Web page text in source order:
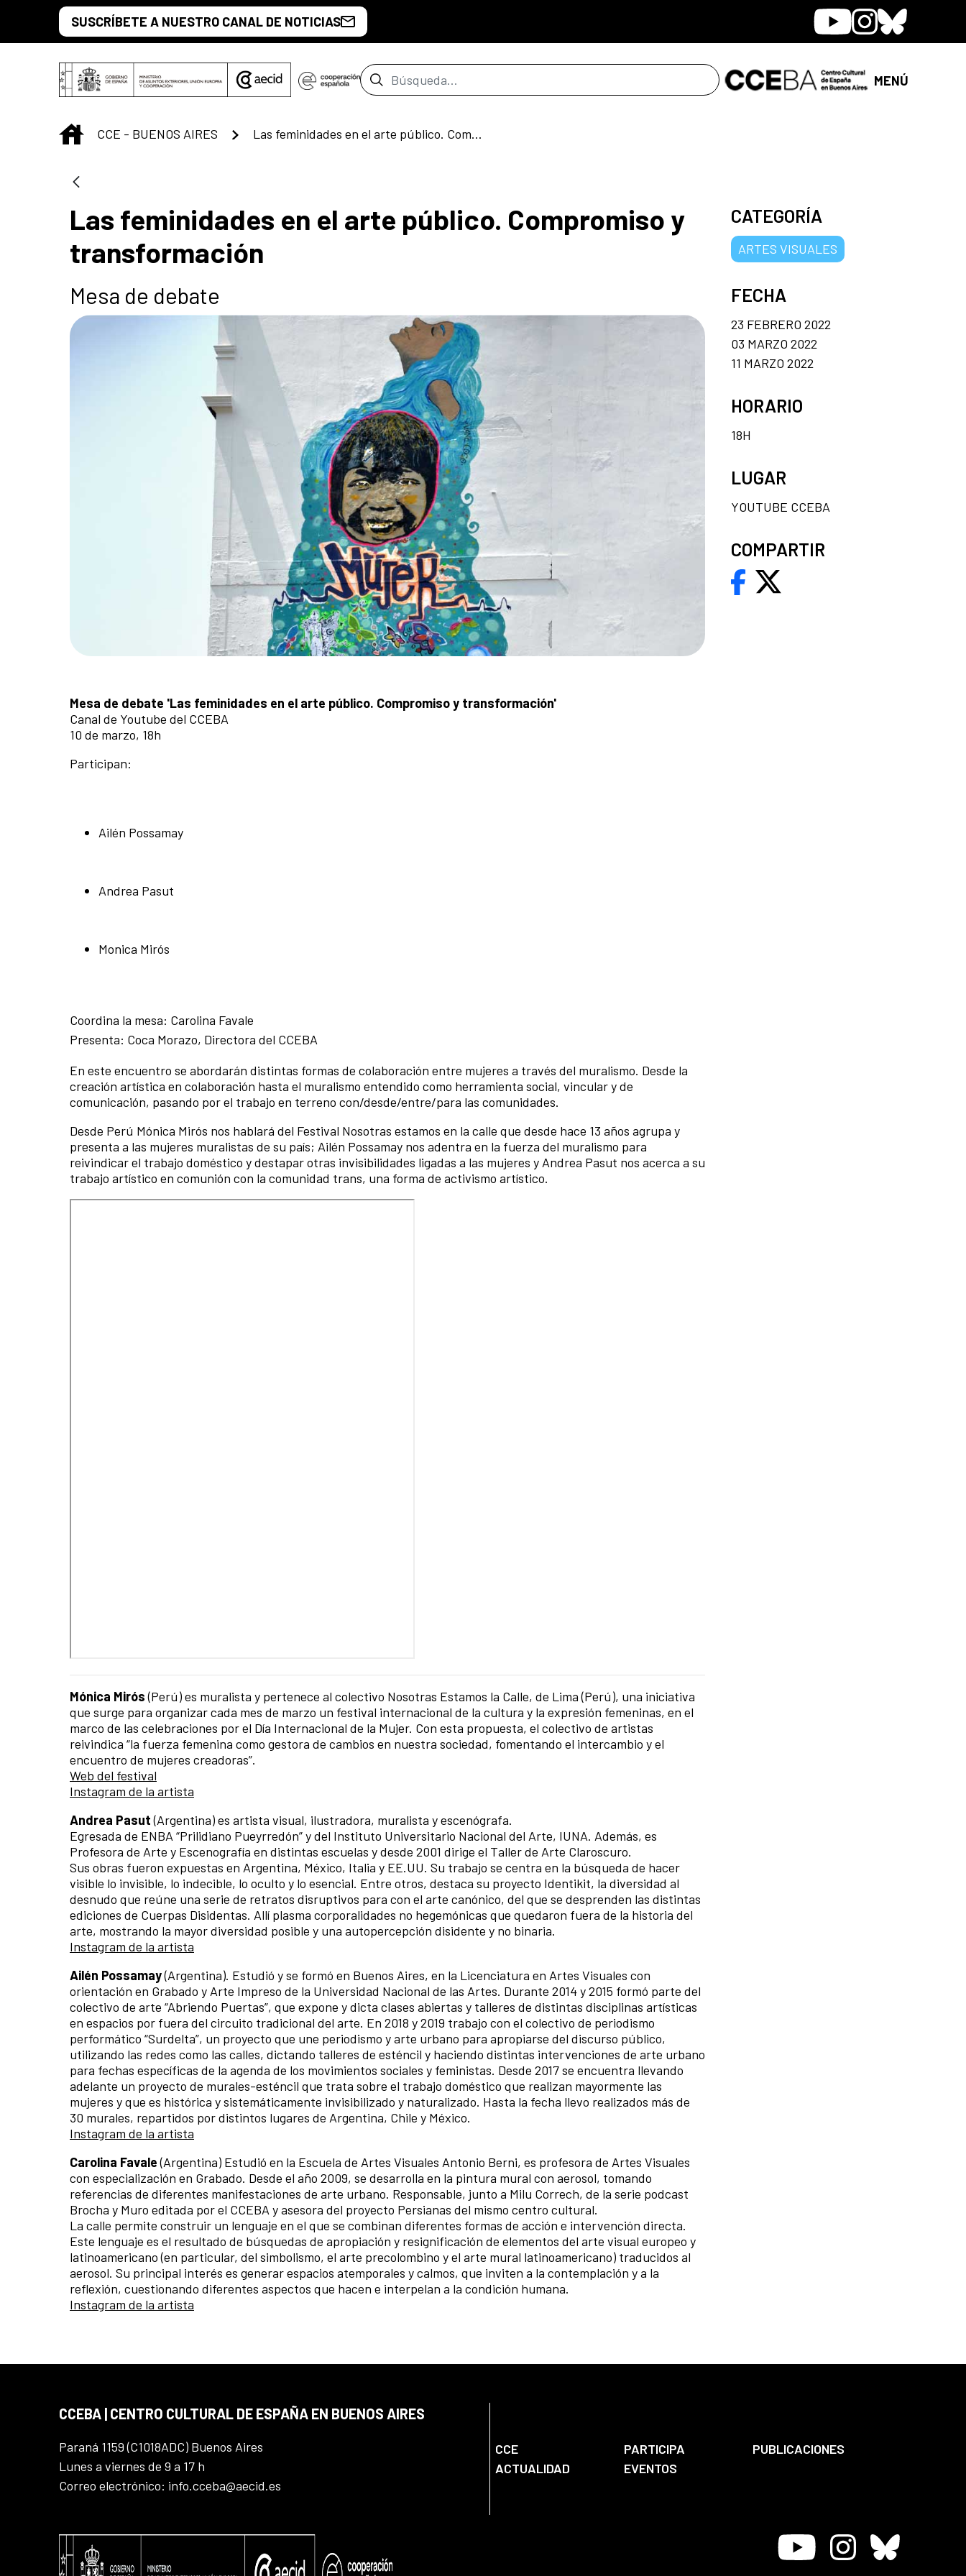
Saltar al contenido principal
SUSCRÍBETE A NUESTRO CANAL DE NOTICIAS YoutubeInstagram
Bluesky
Barra de búsqueda MENÚ
INICIO
CCE - BUENOS AIRES Las feminidades en el arte público. Compromiso y transformación
Las feminidades en el arte público. Compromiso y
transformación
Mesa de debate
Mesa de debate 'Las feminidades en el arte público. Compromiso y transformación'
Canal de Youtube del CCEBA
10 de marzo, 18h
Participan:
Ailén Possamay
Andrea Pasut
Monica Mirós
Coordina la mesa: Carolina Favale
Presenta: Coca Morazo, Directora del CCEBA
En este encuentro se abordarán distintas formas de colaboración entre mujeres a través del muralismo. Desde la
creación artística en colaboración hasta el muralismo entendido como herramienta social, vincular y de
comunicación, pasando por el trabajo en terreno con/desde/entre/para las comunidades.
Desde Perú Mónica Mirós nos hablará del Festival Nosotras estamos en la calle que desde hace 13 años agrupa y
presenta a las mujeres muralistas de su país; Ailén Possamay nos adentra en la fuerza del muralismo para
reivindicar el trabajo doméstico y destapar otras invisibilidades ligadas a las mujeres y Andrea Pasut nos acerca a su
trabajo artístico en comunión con la comunidad trans, una forma de activismo artístico.
Mónica Mirós(Perú) es muralista y pertenece al colectivo Nosotras Estamos la Calle, de Lima (Perú), una iniciativa
que surge para organizar cada mes de marzo un festival internacional de la cultura y la expresión femeninas, en el
marco de las celebraciones por el Día Internacional de la Mujer. Con esta propuesta, el colectivo de artistas
reivindica “la fuerza femenina como gestora de cambios en nuestra sociedad, fomentando el intercambio y el
encuentro de mujeres creadoras”.
Web del festival
Instagram de la artista
Andrea Pasut(Argentina) es artista visual, ilustradora, muralista y escenógrafa.
Egresada de ENBA “Prilidiano Pueyrredón” y del Instituto Universitario Nacional del Arte, IUNA. Además, es
Profesora de Arte y Escenografía en distintas escuelas y desde 2001 dirige el Taller de Arte Claroscuro.
Sus obras fueron expuestas en Argentina, México, Italia y EE.UU. Su trabajo se centra en la búsqueda de hacer
visible lo invisible, lo indecible, lo oculto y lo esencial. Entre otros, destaca su proyecto Identikit, la diversidad al
desnudo que reúne una serie de retratos disruptivos para con el arte canónico, del que se desprenden las distintas
ediciones de Cuerpas Disidentas. Allí plasma corporalidades no hegemónicas que quedaron fuera de la historia del
arte, mostrando la mayor diversidad posible y una autopercepción disidente y no binaria.
Instagram de la artista
Ailén Possamay(Argentina). Estudió y se formó en Buenos Aires, en la Licenciatura en Artes Visuales con
orientación en Grabado y Arte Impreso de la Universidad Nacional de las Artes. Durante 2014 y 2015 formó parte del
colectivo de arte “Abriendo Puertas”, que expone y dicta clases abiertas y talleres de distintas disciplinas artísticas
en espacios por fuera del circuito tradicional del arte. En 2018 y 2019 trabajo con el colectivo de periodismo
performático “Surdelta”, un proyecto que une periodismo y arte urbano para apropiarse del discurso público,
utilizando las redes como las calles, dictando talleres de esténcil y haciendo distintas intervenciones de arte urbano
para fechas específicas de la agenda de los movimientos sociales y feministas. Desde 2017 se encuentra llevando
adelante un proyecto de murales-esténcil que trata sobre el trabajo doméstico que realizan mayormente las
mujeres y que es histórica y sistemáticamente invisibilizado y naturalizado. Hasta la fecha llevo realizados más de
30 murales, repartidos por distintos lugares de Argentina, Chile y México.
Instagram de la artista
Carolina Favale(Argentina) Estudió en la Escuela de Artes Visuales Antonio Berni, es profesora de Artes Visuales
con especialización en Grabado. Desde el año 2009, se desarrolla en la pintura mural con aerosol, tomando
referencias de diferentes manifestaciones de arte urbano. Responsable, junto a Milu Correch, de la serie podcast
Brocha y Muro editada por el CCEBA y asesora del proyecto Persianas del mismo centro cultural.
La calle permite construir un lenguaje en el que se combinan diferentes formas de acción e intervención directa.
Este lenguaje es el resultado de búsquedas de apropiación y resignificación de elementos del arte visual europeo y
latinoamericano (en particular, del simbolismo, el arte precolombino y el arte mural latinoamericano) traducidos al
aerosol. Su principal interés es generar espacios atemporales y calmos, que inviten a la contemplación y a la
reflexión, cuestionando diferentes aspectos que hacen e interpelan a la condición humana.
Instagram de la artista
CATEGORÍA
ARTES VISUALES
FECHA
23 FEBRERO 2022
03 MARZO 2022
11 MARZO 2022
HORARIO
18H
LUGAR
YOUTUBE CCEBA
COMPARTIR
CCEBA | CENTRO CULTURAL DE ESPAÑA EN BUENOS AIRES
Paraná 1159 (C1018ADC) Buenos Aires
Lunes a viernes de 9 a 17 h
Correo electrónico: info.cceba@aecid.es
CCE PARTICIPA
PUBLICACIONES
ACTUALIDAD
EVENTOS
Youtube InstagramBluesky